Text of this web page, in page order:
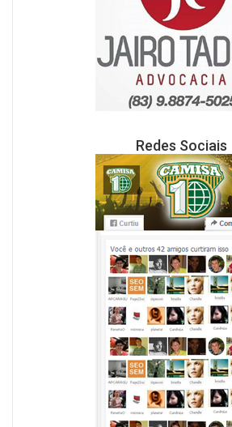
Redes Sociais